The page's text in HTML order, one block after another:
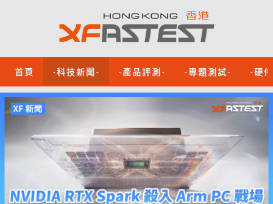
首頁 -科技新聞- -產品評測- -專題測試- -硬